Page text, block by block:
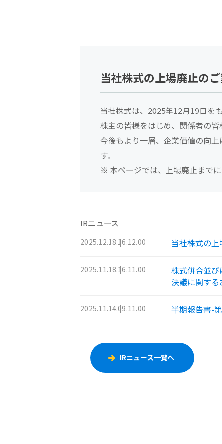
当社株式の上場廃止の
当社株式は、2025年12月19日を
株主の皆様をはじめ、関係者の
今後もより一層、企業価値の向
す。
※ 本ページでは、上場廃止まで
IRニュース
2025.12.18.16.12.00 当社株式の
2025.11.18.16.11.00
株式併合並
決議に関する
2025.11.14.09.11.00 半期報告書-
IRニュース一覧へ